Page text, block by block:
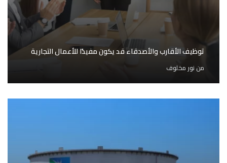
توظيف الأقارب والأصدقاء قد يكون مفيدًا للأعمال التجارية
مننور مخلوف